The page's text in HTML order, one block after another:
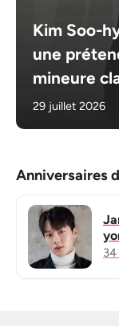
Kim Soo-
une
mineure
29 juillet 2026
Anniversaires
34